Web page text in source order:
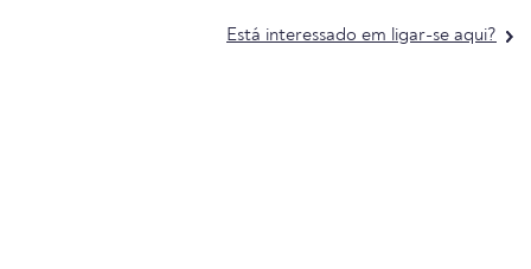
Está interessado em ligar-se aqui?